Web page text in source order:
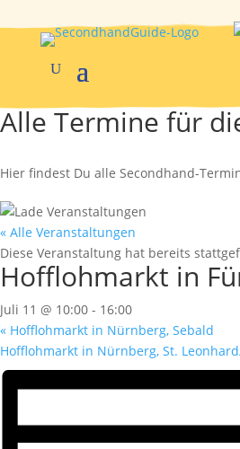
Alle Termine für
Hier findest Du alle Secondhand-
« Alle Veranstaltungen
Diese Veranstaltung hat bereits
Hofflohmarkt in
Juli 11 @ 10:00 - 16:00
« Hofflohmarkt in Nürnberg, Sebald
Hofflohmarkt in Nürnberg, St.